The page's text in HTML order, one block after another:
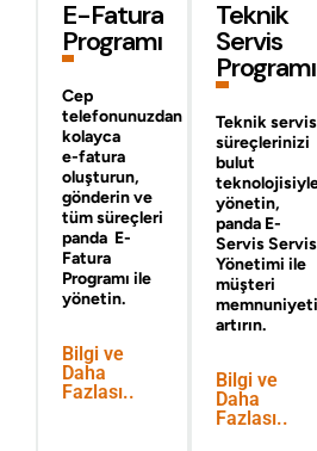
E-Fatura
Programı
Cep
telefonunuzdan
kolayca
e-fatura
oluşturun,
gönderin ve
tüm süreçleri
panda E-
Fatura
Programı ile
yönetin.
Bilgi ve
Daha
Fazlası..
Teknik
Servis
Programı
Teknik servis
süreçlerinizi
bulut
yönetin,
panda E-
ServisServis
Yönetimi ile
müşteri
artırın.
Bilgi ve
Daha
Fazlası..